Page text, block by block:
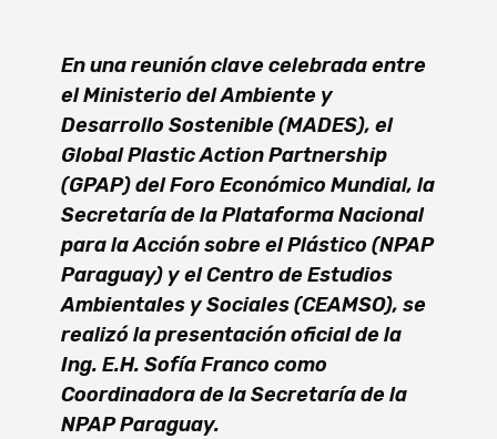
En una reunión clave celebrada entre
el Ministerio del Ambiente y
Desarrollo Sostenible (MADES), el
Global Plastic Action Partnership
(GPAP) del Foro Económico Mundial, la
Secretaría de la Plataforma Nacional
para la Acción sobre el Plástico (NPAP
Paraguay) y el Centro de Estudios
Ambientales y Sociales (CEAMSO), se
realizó la presentación oficial de la
Ing. E.H. Sofía Franco como
Coordinadora de la Secretaría de la
NPAP Paraguay.